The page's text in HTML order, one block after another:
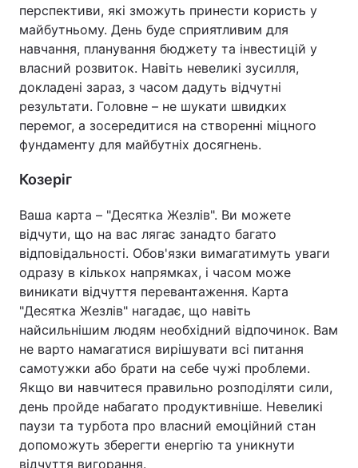
перспективи, які зможуть принести користь у
майбутньому. День буде сприятливим для
навчання, планування бюджету та інвестицій у
власний розвиток. Навіть невеликі зусилля,
докладені зараз, з часом дадуть відчутні
результати. Головне – не шукати швидких
перемог, а зосередитися на створенні міцного
фундаменту для майбутніх досягнень.
Козеріг
Ваша карта – "Десятка Жезлів". Ви можете
відчути, що на вас лягає занадто багато
відповідальності. Обов'язки вимагатимуть уваги
одразу в кількох напрямках, і часом може
виникати відчуття перевантаження. Карта
"Десятка Жезлів" нагадає, що навіть
найсильнішим людям необхідний відпочинок. Вам
не варто намагатися вирішувати всі питання
самотужки або брати на себе чужі проблеми.
Якщо ви навчитеся правильно розподіляти сили,
день пройде набагато продуктивніше. Невеликі
паузи та турбота про власний емоційний стан
допоможуть зберегти енергію та уникнути
відчуття вигорання.